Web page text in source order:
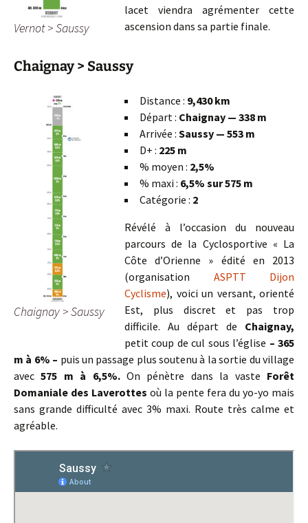
Vernot > Saussy
lacet viendra agrémenter cette
ascension dans sa partie finale.
Chaignay > Saussy
Chaignay > Saussy
Distance : 9,430 km
Départ : Chaignay — 338 m
Arrivée : Saussy — 553 m
D+ : 225 m
% moyen : 2,5%
% maxi : 6,5% sur 575 m
Catégorie : 2
Révélé à l’occasion du nouveau
parcours de la Cyclosportive « La
Côte d’Orienne » édité en 2013
(organisation ASPTT Dijon
Cyclisme), voici un versant, orienté
Est, plus discret et pas trop
difficile. Au départ de Chaignay,
petit coup de cul sous l’église – 365
m à 6% – puis un passage plus soutenu à la sortie du village
avec575 m à 6,5%.On pénètre dans la vaste Forêt
Domaniale des Laverottes où la pente fera du yo-yo mais
sans grande difficulté avec 3% maxi. Route très calme et
agréable.